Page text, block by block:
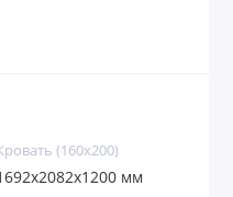
(160х200)
мм